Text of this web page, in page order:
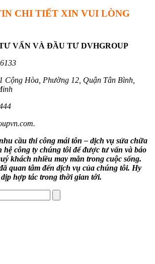
CHI TIẾT XIN VUI LÒNG
VẤN VÀ ĐẦU TƯ DVHGROUP
Cộng Hòa, Phường 12, Quận Tân Bình,
cầu thi công mái tôn – dịch vụ sửa chữa
công ty chúng tôi để được tư vấn và báo
khách nhiều may mắn trong cuộc sống.
quan tâm đến dịch vụ của chúng tôi. Hy
hợp tác trong thời gian tới.